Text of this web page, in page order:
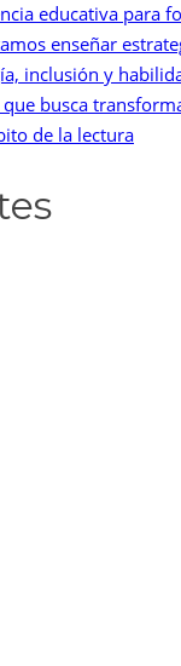
educativa para
enseñar
inclusión y
busca
de la lectura